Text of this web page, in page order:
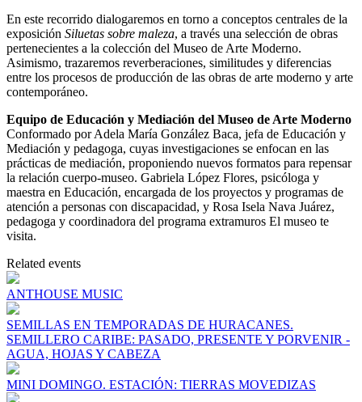
En este recorrido dialogaremos en torno a conceptos centrales de la
exposición Siluetas sobre maleza, a través una selección de obras
pertenecientes a la colección del Museo de Arte Moderno.
Asimismo, trazaremos reverberaciones, similitudes y diferencias
entre los procesos de producción de las obras de arte moderno y arte
contemporáneo.
Equipo de Educación y Mediación del Museo de Arte Moderno
Conformado por Adela María González Baca, jefa de Educación y
Mediación y pedagoga, cuyas investigaciones se enfocan en las
prácticas de mediación, proponiendo nuevos formatos para repensar
la relación cuerpo-museo. Gabriela López Flores, psicóloga y
maestra en Educación, encargada de los proyectos y programas de
atención a personas con discapacidad, y Rosa Isela Nava Juárez,
pedagoga y coordinadora del programa extramuros El museo te
visita.
Related events
ANTHOUSE MUSIC
SEMILLAS EN TEMPORADAS DE HURACANES.
SEMILLERO CARIBE: PASADO, PRESENTE Y PORVENIR -
AGUA, HOJAS Y CABEZA
MINI DOMINGO. ESTACIÓN: TIERRAS MOVEDIZAS